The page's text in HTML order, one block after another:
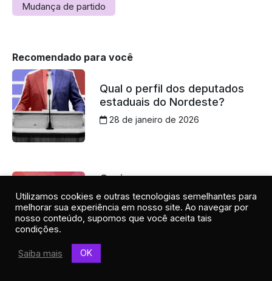
Mudança de partido
Recomendado para você
Qual o perfil dos deputados
estaduais do Nordeste?
28 de janeiro de 2026
Quais promessas a
governadora Raquel Lyra ainda
não cumpriu em
Pernambuco?
Utilizamos cookies e outras tecnologias semelhantes para
melhorar sua experiência em nosso site. Ao navegar por
nosso conteúdo, supomos que você aceita tais
condições.
Saiba mais OK